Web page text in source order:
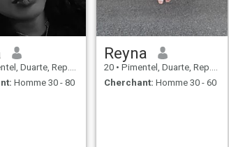
Duarte, Rep.Dominicaine
Homme 30 - 80
Reyna
20 • Pimentel, Duarte, Rep.Dominicaine
Cherchant: Homme 30 - 60